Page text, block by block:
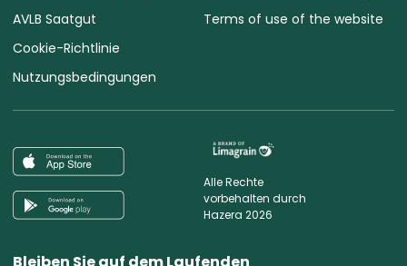
AVLB Saatgut
Cookie-Richtlinie
Nutzungsbedingungen
Terms of use of the website
Alle Rechte
vorbehalten durch
Hazera 2026
Bleiben Sie auf dem Laufenden